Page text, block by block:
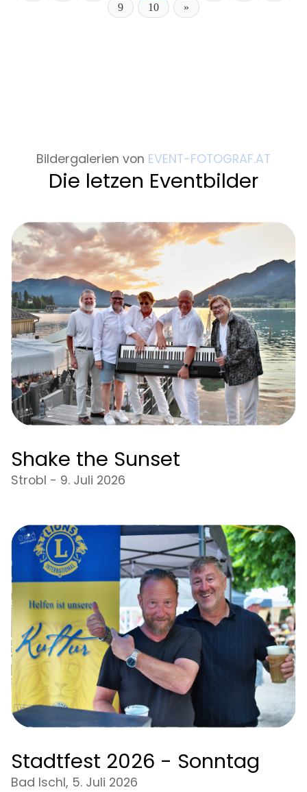
9
10 »
Bildergalerien von EVENT-FOTOGRAF.AT
Die letzen Eventbilder
Shake the Sunset
Strobl - 9. Juli 2026
Stadtfest 2026 - Sonntag
Bad Ischl, 5. Juli 2026